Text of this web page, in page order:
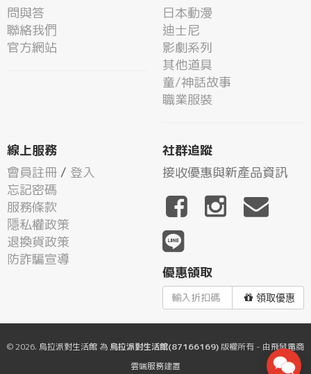
問與答
聯絡我們
官方網站
日本動漫
迪士尼
影劇系列
其他道具
童/神話故事
職業服裝
線上服務
會員註冊 / 登入
忘記密碼
服務條款
隱私權政策
退換貨政策
防詐騙宣導
社群追蹤
接收優惠與新產品資訊
優惠領取
領取優惠
© 2026. 烏拉派對生活館 為 烏拉派對生活館(87166169)版權所有 - 由飛鼠電商
雲端服務建置